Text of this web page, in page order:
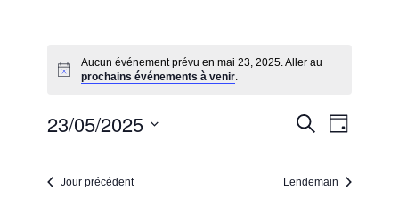
Aucun événement prévu en mai 23, 2025. Aller au
prochains événements à venir.
et
Recherche
Vues
Jour
23/05/2025
date.Jour précédent Lendemain